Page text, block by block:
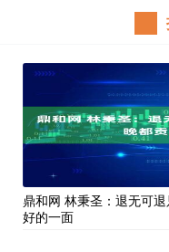
鼎和网 林秉圣：退无可
好的一面